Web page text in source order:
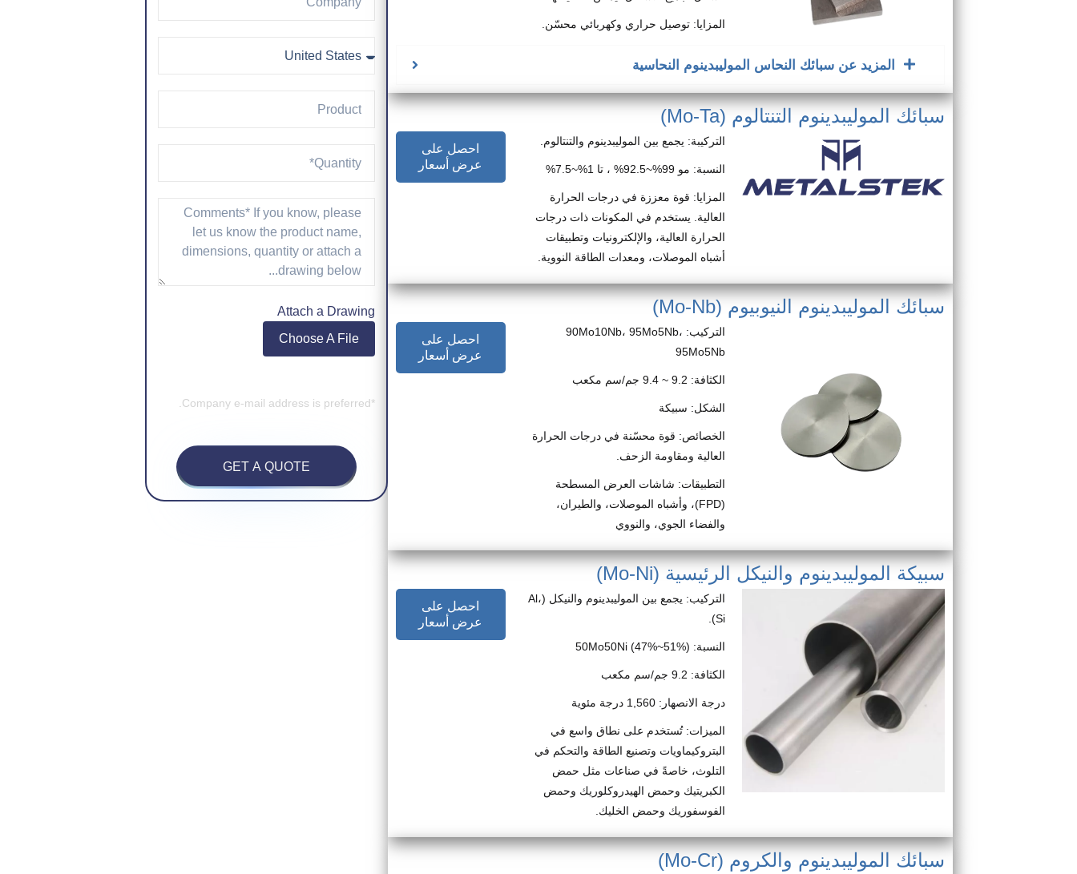
المزايا: توصيل حراري وكهربائي محسّن.
المزيد عن سبائك النحاس الموليبدينوم النحاسية
سبائك الموليبدينوم التنتالوم (Mo-Ta)
التركيبة: يجمع بين الموليبدينوم والتنتالوم.
النسبة: مو 99%~92.5% ، تا 1%~7.5%
المزايا: قوة معززة في درجات الحرارة
العالية. يستخدم في المكونات ذات درجات
الحرارة العالية، والإلكترونيات وتطبيقات
أشباه الموصلات، ومعدات الطاقة النووية.
احصل على
عرض أسعار
سبائك الموليبدينوم النيوبيوم (Mo-Nb)
التركيب: 90Mo10Nb، 95Mo5Nb،
95Mo5Nb
الكثافة: 9.2 ~ 9.4 جم/سم مكعب
الشكل: سبيكة
الخصائص: قوة محسّنة في درجات الحرارة
العالية ومقاومة الزحف.
التطبيقات: شاشات العرض المسطحة
(FPD)، وأشباه الموصلات، والطيران،
والفضاء الجوي، والنووي
احصل على
عرض أسعار
سبيكة الموليبدينوم والنيكل الرئيسية (Mo-Ni)
التركيب: يجمع بين الموليبدينوم والنيكل (Al،
Si).
النسبة: 50Mo50Ni (47%~51%)
الكثافة: 9.2 جم/سم مكعب
درجة الانصهار: 1,560 درجة مئوية
الميزات: تُستخدم على نطاق واسع في
البتروكيماويات وتصنيع الطاقة والتحكم في
التلوث، خاصةً في صناعات مثل حمض
الكبريتيك وحمض الهيدروكلوريك وحمض
الفوسفوريك وحمض الخليك.
احصل على
عرض أسعار
سبائك الموليبدينوم والكروم (Mo-Cr)
Attach a Drawing
Choose A File
*Company e-mail address is preferred.
GET A QUOTE